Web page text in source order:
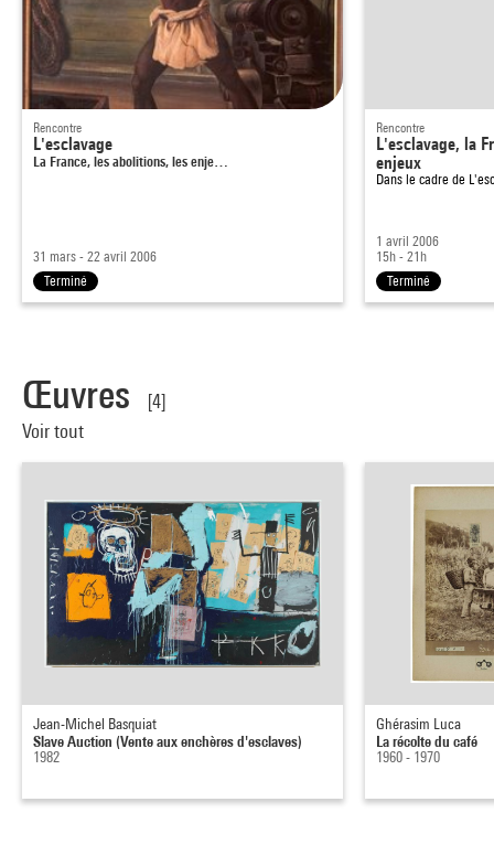
Rencontre
L'esclavage
La France, les abolitions, les enje…
31 mars - 22 avril 2006
Terminé
Rencontre
L'esclavage, la
enjeux
Dans le cadre de
1 avril 2006
15h - 21h
Terminé
Œuvres
[4]
Voir tout
Jean-Michel Basquiat
Slave Auction (Vente aux enchères d'esclaves)
1982
Ghérasim Luca
La récolte du café
1960 - 1970